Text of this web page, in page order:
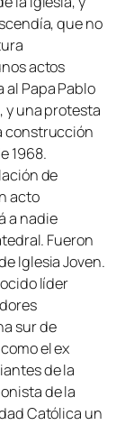
que no
actos
Papa Pablo
y una protesta
construcción
1968.
de
acto
a nadie
Fueron
Iglesia Joven.
líder
sur de
el ex
de la
de la
Católica un